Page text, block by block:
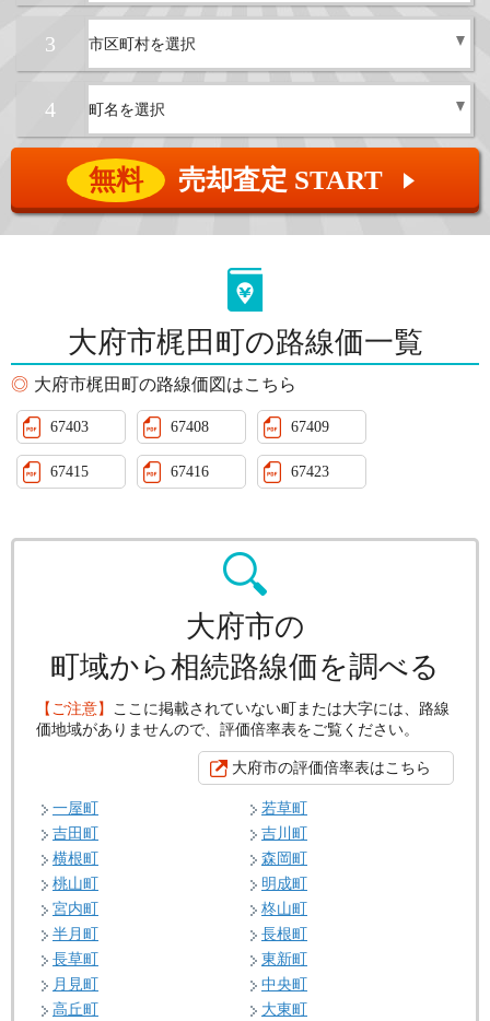
3
4
無料 売却査定 START ▲
大府市梶田町の路線価一覧
大府市梶田町の路線価図はこちら
67403 67408 67409
67415 67416 67423
大府市の
町域から相続路線価を調べる
【ご注意】 ここに掲載されていない町または大字には、路線
価地域がありませんので、評価倍率表をご覧ください。
大府市の評価倍率表はこちら
一屋町
若草町
吉田町
吉川町
横根町
森岡町
桃山町
明成町
宮内町
柊山町
半月町
長根町
長草町
東新町
月見町
中央町
高丘町
大東町